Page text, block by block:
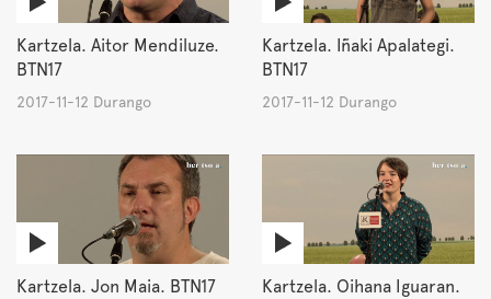
Kartzela. Aitor Mendiluze.
BTN17
2017-11-12 Durango
Kartzela. Iñaki Apalategi.
BTN17
2017-11-12 Durango
Kartzela. Jon Maia. BTN17
Kartzela. Oihana Iguaran.